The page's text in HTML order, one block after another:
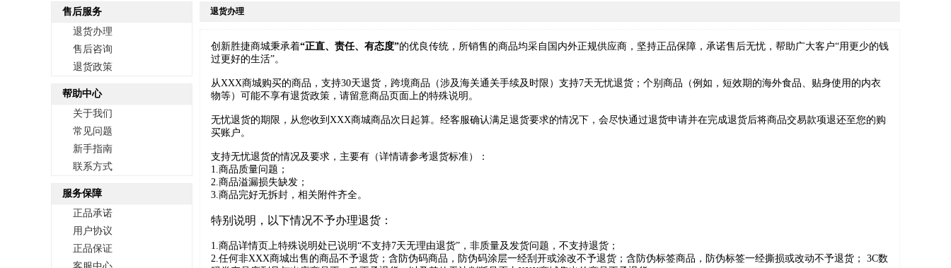
售后服务
退货办理
售后咨询
退货政策
帮助中心
关于我们
常见问题
新手指南
联系方式
服务保障
正品承诺
用户协议
正品保证
退货办理
创新胜捷商城秉承着“正直、责任、有态度”的优良传统，所销售的商品均采自国内外正规供应商，坚持正品保障，承诺售后无忧，帮助广大客户“用更少的钱
过更好的生活”。
从XXX商城购买的商品，支持30天退货，跨境商品（涉及海关通关手续及时限）支持7天无忧退货；个别商品（例如，短效期的海外食品、贴身使用的内衣
物等）可能不享有退货政策，请留意商品页面上的特殊说明。
无忧退货的期限，从您收到XXX商城商品次日起算。经客服确认满足退货要求的情况下，会尽快通过退货申请并在完成退货后将商品交易款项退还至您的购
买账户。
支持无忧退货的情况及要求，主要有（详情请参考退货标准）：
1.商品质量问题；
2.商品溢漏损失缺发；
3.商品完好无拆封，相关附件齐全。
特别说明，以下情况不予办理退货：
1.商品详情页上特殊说明处已说明“不支持7天无理由退货”，非质量及发货问题，不支持退货；
2.任何非XXX商城出售的商品不予退货；含防伪码商品，防伪码涂层一经刮开或涂改不予退货；含防伪标签商品，防伪标签一经撕损或改动不予退货； 3C数